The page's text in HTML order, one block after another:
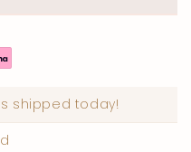
shipped today!